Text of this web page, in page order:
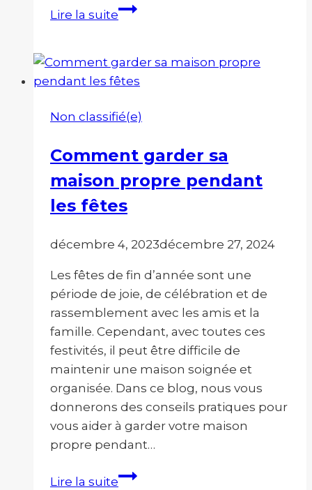
Lire la suiteL’importance
des
climatiseurs
et
thermopompes
pour
été
à
la
maison
Non classifié(e)
Comment garder sa
maison propre pendant
les fêtes
décembre 4, 2023décembre 27, 2024
Les fêtes de fin d’année sont une
période de joie, de célébration et de
rassemblement avec les amis et la
famille. Cependant, avec toutes ces
festivités, il peut être difficile de
maintenir une maison soignée et
organisée. Dans ce blog, nous vous
donnerons des conseils pratiques pour
vous aider à garder votre maison
propre pendant…
Lire la suiteComment